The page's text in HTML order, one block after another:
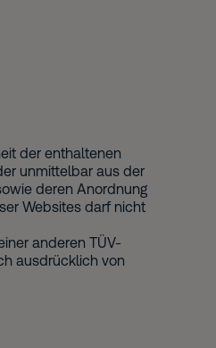
der enthaltenen
unmittelbar aus der
deren Anordnung
Websites darf nicht
anderen TÜV-
ausdrücklich von